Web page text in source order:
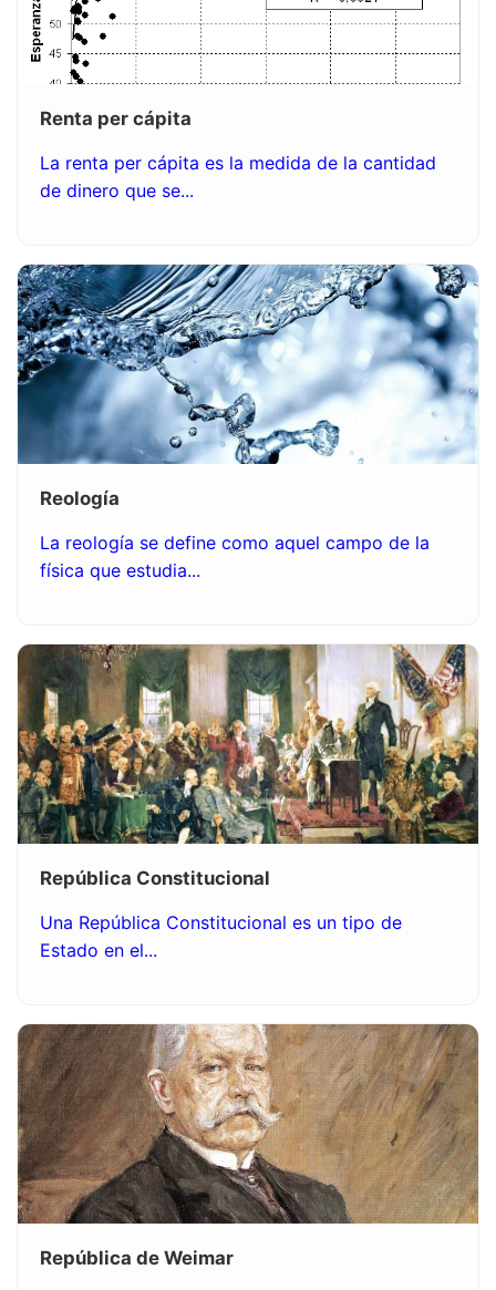
Renta per cápita
La renta per cápita es la medida de la cantidad
de dinero que se...
Reología
La reología se define como aquel campo de la
física que estudia...
República Constitucional
Una República Constitucional es un tipo de
Estado en el...
República de Weimar